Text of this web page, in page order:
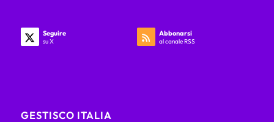
Seguire
su X
Abbonarsi
al canale RSS
GESTISCO ITALIA